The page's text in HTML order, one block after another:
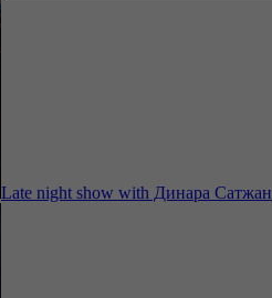
Late night show with Динара Сатжан